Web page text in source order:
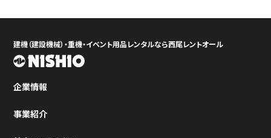
建機（建設機械）・重機・イベント用品レンタルなら西尾レントオール
企業情報
事業紹介